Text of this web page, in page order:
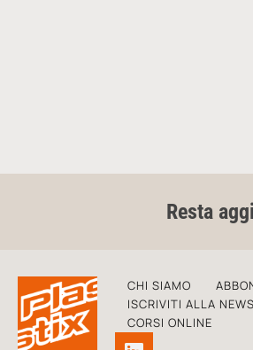
Resta
CHI SIAMO
ISCRIVITI ALLA
CORSI ONLINE